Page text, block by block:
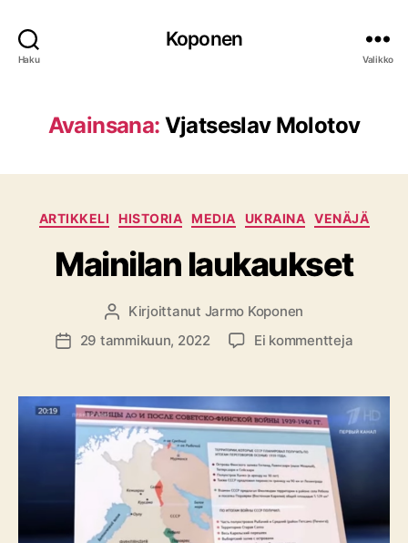
Haku
Koponen
Valikko
Avainsana: Vjatseslav Molotov
Kategoriat
ARTIKKELI HISTORIA MEDIA UKRAINA VENÄJÄ
Mainilan laukaukset
Kirjoittaja
Kirjoittanut Jarmo Koponen
Julkaisupäivämäärä
29 tammikuun, 2022 Ei kommentteja